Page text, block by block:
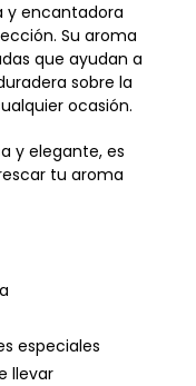
y encantadora
Su aroma
que ayudan a
sobre la
ocasión.
y elegante, es
tu aroma
especiales
llevar